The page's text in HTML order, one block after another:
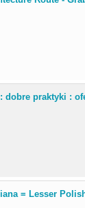
dobre praktyki :
= Lesser